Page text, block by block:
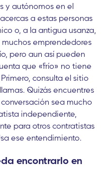
y autónomos en el
a estas personas
o, a la antigua usanza,
emprendedores
pero aun así pueden
que «frío» no tiene
consulta el sitio
Quizás encuentres
sea mucho
independiente,
para otros contratistas
ese entendimiento.
encontrarlo en